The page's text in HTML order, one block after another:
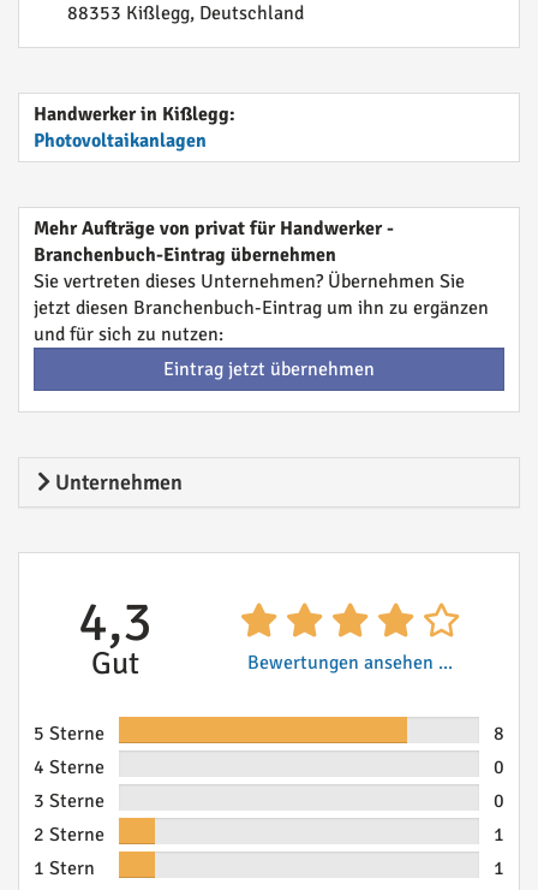
88353 Kißlegg, Deutschland
Handwerker in Kißlegg:
Photovoltaikanlagen
Mehr Aufträge von privat für Handwerker -
Branchenbuch-Eintrag übernehmen
Sie vertreten dieses Unternehmen? Übernehmen Sie
jetzt diesen Branchenbuch-Eintrag um ihn zu ergänzen
und für sich zu nutzen:
Eintrag jetzt übernehmen
Unternehmen
4,3
Gut Bewertungen ansehen ...
5 Sterne
8
4 Sterne
0
3 Sterne
0
2 Sterne
1
1 Stern
1